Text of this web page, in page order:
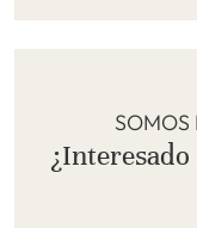
SOMOS